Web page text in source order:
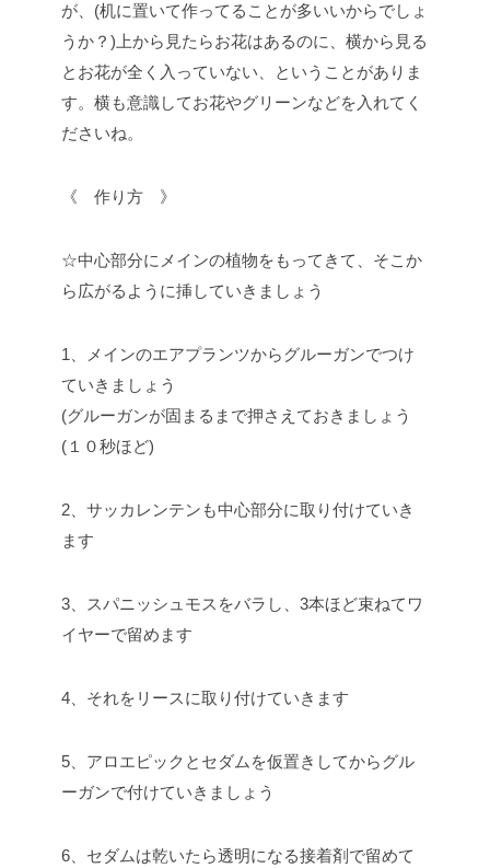
が、(机に置いて作ってることが多いいからでしょ
うか？)上から見たらお花はあるのに、横から見る
とお花が全く入っていない、ということがありま
す。横も意識してお花やグリーンなどを入れてく
ださいね。
《 作り方 》
☆中心部分にメインの植物をもってきて、そこか
ら広がるように挿していきましょう
1、メインのエアプランツからグルーガンでつけ
ていきましょう
(グルーガンが固まるまで押さえておきましょう
(１０秒ほど)
2、サッカレンテンも中心部分に取り付けていき
ます
3、スパニッシュモスをバラし、3本ほど束ねてワ
イヤーで留めます
4、それをリースに取り付けていきます
5、アロエピックとセダムを仮置きしてからグル
ーガンで付けていきましょう
6、セダムは乾いたら透明になる接着剤で留めて